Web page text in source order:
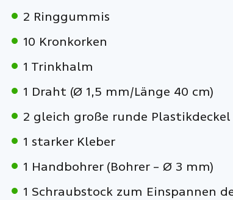
2 Ringgummis
10 Kronkorken
1 Trinkhalm
1 Draht (Ø 1,5 mm/Länge 40 cm)
2 gleich große runde Plastikdeckel
1 starker Kleber
1 Handbohrer (Bohrer – Ø 3 mm)
1 Schraubstock zum Einspannen